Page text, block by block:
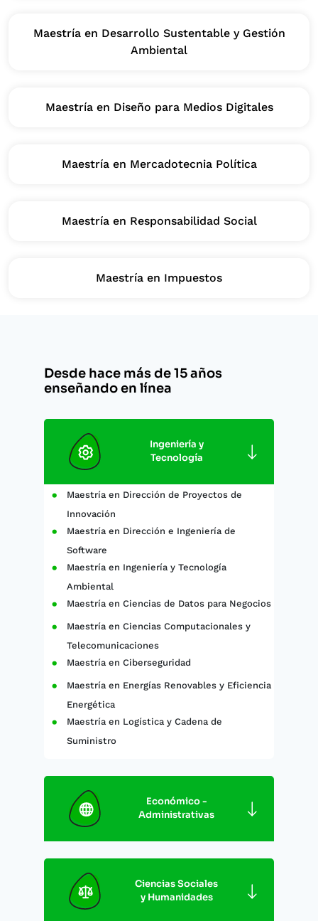
Maestría en Desarrollo Sustentable y Gestión
Ambiental
Maestría en Diseño para Medios Digitales
Maestría en Mercadotecnia Política
Maestría en Responsabilidad Social
Maestría en Impuestos
Desde hace más de 15 años
enseñando en línea
Ingeniería y
Tecnología
Maestría en Dirección de Proyectos de
Innovación
Maestría en Dirección e Ingeniería de
Software
Maestría en Ingeniería y Tecnología
Ambiental
Maestría en Ciencias de Datos para Negocios
Maestría en Ciencias Computacionales y
Telecomunicaciones
Maestría en Ciberseguridad
Maestría en Energías Renovables y Eficiencia
Energética
Maestría en Logística y Cadena de
Suministro
Económico -
Administrativas
Ciencias Sociales
y Humanidades